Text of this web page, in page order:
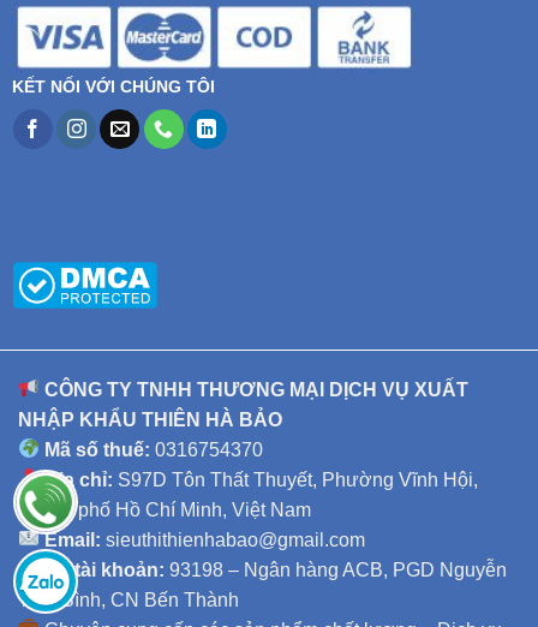
KẾT NỐI VỚI CHÚNG TÔI
CÔNG TY TNHH THƯƠNG MẠI DỊCH VỤ XUẤT
NHẬP KHẨU THIÊN HÀ BẢO
Mã số thuế: 0316754370
Địa chỉ: S97D Tôn Thất Thuyết, Phường Vĩnh Hội,
Thành phố Hồ Chí Minh, Việt Nam
Email: sieuthithienhabao@gmail.com
Số tài khoản: 93198 – Ngân hàng ACB, PGD Nguyễn
Thái Bình, CN Bến Thành